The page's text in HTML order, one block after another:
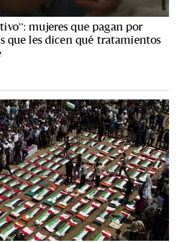
mujeres que pagan por
que les dicen qué tratamientos